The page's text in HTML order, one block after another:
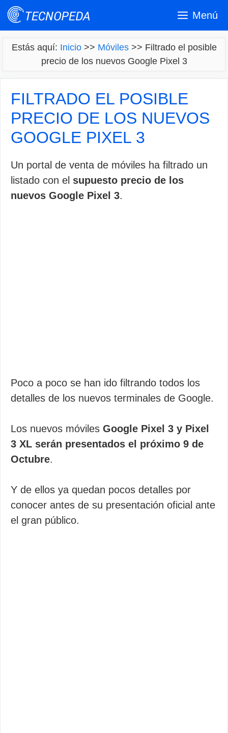
Saltar
Menú
Estás aquí: Inicio>> Móviles>> Filtrado el posible
precio de los nuevos Google Pixel 3
FILTRADO EL POSIBLE
PRECIO DE LOS NUEVOS
GOOGLE PIXEL 3
Un portal de venta de móviles ha filtrado un
listado con el supuesto precio de los
nuevos Google Pixel 3.
Poco a poco se han ido filtrando todos los
detalles de los nuevos terminales de Google.
Los nuevos móviles Google Pixel 3 y Pixel
3 XL serán presentados el próximo 9 de
Octubre.
Y de ellos ya quedan pocos detalles por
conocer antes de su presentación oficial ante
el gran público.